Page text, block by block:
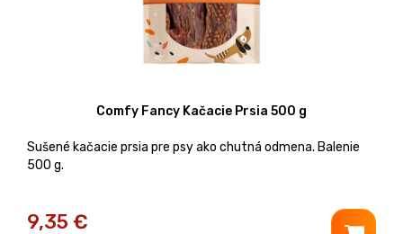
Comfy Fancy Kačacie Prsia 500 g
Sušené kačacie prsia pre psy ako chutná odmena. Balenie
500 g.
9,35 €